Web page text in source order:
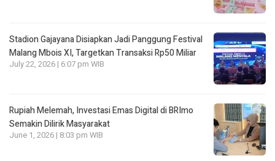
Stadion Gajayana Disiapkan Jadi Panggung Festival
Malang Mbois XI, Targetkan Transaksi Rp50 Miliar
July 22, 2026 | 6:07 pm WIB
Rupiah Melemah, Investasi Emas Digital di BRImo
Semakin Dilirik Masyarakat
June 1, 2026 | 8:03 pm WIB